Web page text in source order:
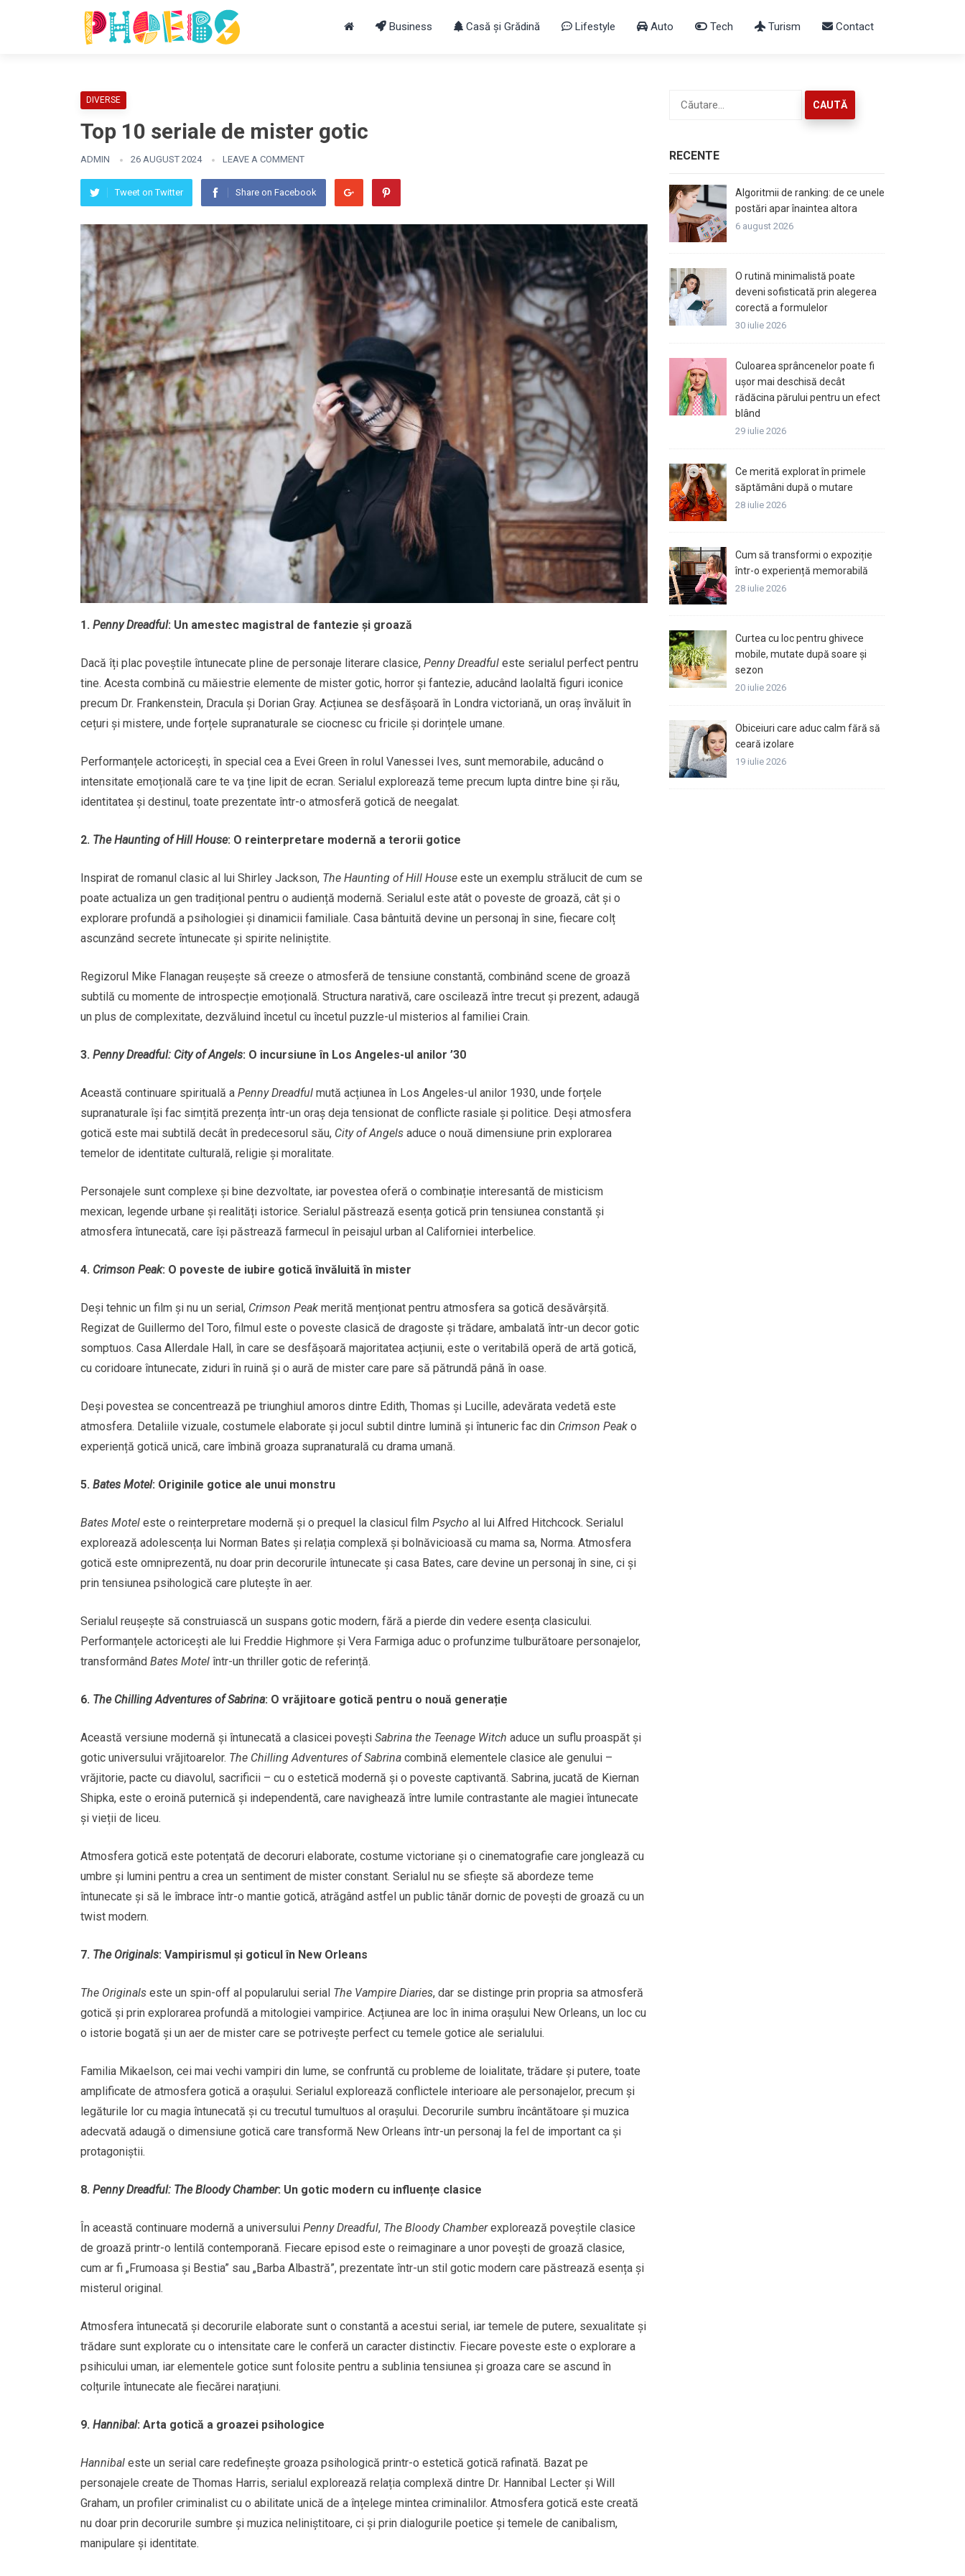
Business Casă și Grădină Lifestyle Auto Tech Turism Contact
DIVERSE
Top 10 seriale de mister gotic
ADMIN 26 AUGUST 2024 LEAVE A COMMENT
Tweet on Twitter Share on Facebook
1. Penny Dreadful: Un amestec magistral de fantezie și groază
Dacă îți plac poveștile întunecate pline de personaje literare clasice, Penny Dreadful este serialul perfect pentru
tine. Acesta combină cu măiestrie elemente de mister gotic, horror și fantezie, aducând laolaltă figuri iconice
precum Dr. Frankenstein, Dracula și Dorian Gray. Acțiunea se desfășoară în Londra victoriană, un oraș învăluit în
cețuri și mistere, unde forțele supranaturale se ciocnesc cu fricile și dorințele umane.
Performanțele actoricești, în special cea a Evei Green în rolul Vanessei Ives, sunt memorabile, aducând o
intensitate emoțională care te va ține lipit de ecran. Serialul explorează teme precum lupta dintre bine și rău,
identitatea și destinul, toate prezentate într-o atmosferă gotică de neegalat.
2. The Haunting of Hill House: O reinterpretare modernă a terorii gotice
Inspirat de romanul clasic al lui Shirley Jackson, The Haunting of Hill House este un exemplu strălucit de cum se
poate actualiza un gen tradițional pentru o audiență modernă. Serialul este atât o poveste de groază, cât și o
explorare profundă a psihologiei și dinamicii familiale. Casa bântuită devine un personaj în sine, fiecare colț
ascunzând secrete întunecate și spirite neliniștite.
Regizorul Mike Flanagan reușește să creeze o atmosferă de tensiune constantă, combinând scene de groază
subtilă cu momente de introspecție emoțională. Structura narativă, care oscilează între trecut și prezent, adaugă
un plus de complexitate, dezvăluind încetul cu încetul puzzle-ul misterios al familiei Crain.
3. Penny Dreadful: City of Angels: O incursiune în Los Angeles-ul anilor ’30
Această continuare spirituală a Penny Dreadful mută acțiunea în Los Angeles-ul anilor 1930, unde forțele
supranaturale își fac simțită prezența într-un oraș deja tensionat de conflicte rasiale și politice. Deși atmosfera
gotică este mai subtilă decât în predecesorul său, City of Angels aduce o nouă dimensiune prin explorarea
temelor de identitate culturală, religie și moralitate.
Personajele sunt complexe și bine dezvoltate, iar povestea oferă o combinație interesantă de misticism
mexican, legende urbane și realități istorice. Serialul păstrează esența gotică prin tensiunea constantă și
atmosfera întunecată, care își păstrează farmecul în peisajul urban al Californiei interbelice.
4. Crimson Peak: O poveste de iubire gotică învăluită în mister
Deși tehnic un film și nu un serial, Crimson Peak merită menționat pentru atmosfera sa gotică desăvârșită.
Regizat de Guillermo del Toro, filmul este o poveste clasică de dragoste și trădare, ambalată într-un decor gotic
somptuos. Casa Allerdale Hall, în care se desfășoară majoritatea acțiunii, este o veritabilă operă de artă gotică,
cu coridoare întunecate, ziduri în ruină și o aură de mister care pare să pătrundă până în oase.
Deși povestea se concentrează pe triunghiul amoros dintre Edith, Thomas și Lucille, adevărata vedetă este
atmosfera. Detaliile vizuale, costumele elaborate și jocul subtil dintre lumină și întuneric fac din Crimson Peak o
experiență gotică unică, care îmbină groaza supranaturală cu drama umană.
5. Bates Motel: Originile gotice ale unui monstru
Bates Motel este o reinterpretare modernă și o prequel la clasicul film Psycho al lui Alfred Hitchcock. Serialul
explorează adolescența lui Norman Bates și relația complexă și bolnăvicioasă cu mama sa, Norma. Atmosfera
gotică este omniprezentă, nu doar prin decorurile întunecate și casa Bates, care devine un personaj în sine, ci și
prin tensiunea psihologică care plutește în aer.
Serialul reușește să construiască un suspans gotic modern, fără a pierde din vedere esența clasicului.
Performanțele actoricești ale lui Freddie Highmore și Vera Farmiga aduc o profunzime tulburătoare personajelor,
transformând Bates Motel într-un thriller gotic de referință.
6. The Chilling Adventures of Sabrina: O vrăjitoare gotică pentru o nouă generație
Această versiune modernă și întunecată a clasicei povești Sabrina the Teenage Witch aduce un suflu proaspăt și
gotic universului vrăjitoarelor. The Chilling Adventures of Sabrina combină elementele clasice ale genului –
vrăjitorie, pacte cu diavolul, sacrificii – cu o estetică modernă și o poveste captivantă. Sabrina, jucată de Kiernan
Shipka, este o eroină puternică și independentă, care navighează între lumile contrastante ale magiei întunecate
și vieții de liceu.
Atmosfera gotică este potențată de decoruri elaborate, costume victoriane și o cinematografie care jonglează cu
umbre și lumini pentru a crea un sentiment de mister constant. Serialul nu se sfiește să abordeze teme
întunecate și să le îmbrace într-o mantie gotică, atrăgând astfel un public tânăr dornic de povești de groază cu un
twist modern.
7. The Originals: Vampirismul și goticul în New Orleans
The Originals este un spin-off al popularului serial The Vampire Diaries, dar se distinge prin propria sa atmosferă
gotică și prin explorarea profundă a mitologiei vampirice. Acțiunea are loc în inima orașului New Orleans, un loc cu
o istorie bogată și un aer de mister care se potrivește perfect cu temele gotice ale serialului.
Familia Mikaelson, cei mai vechi vampiri din lume, se confruntă cu probleme de loialitate, trădare și putere, toate
amplificate de atmosfera gotică a orașului. Serialul explorează conflictele interioare ale personajelor, precum și
legăturile lor cu magia întunecată și cu trecutul tumultuos al orașului. Decorurile sumbru încântătoare și muzica
adecvată adaugă o dimensiune gotică care transformă New Orleans într-un personaj la fel de important ca și
protagoniștii.
8. Penny Dreadful: The Bloody Chamber: Un gotic modern cu influențe clasice
În această continuare modernă a universului Penny Dreadful, The Bloody Chamberexplorează poveștile clasice
de groază printr-o lentilă contemporană. Fiecare episod este o reimaginare a unor povești de groază clasice,
cum ar fi „Frumoasa și Bestia” sau „Barba Albastră”, prezentate într-un stil gotic modern care păstrează esența și
misterul original.
Atmosfera întunecată și decorurile elaborate sunt o constantă a acestui serial, iar temele de putere, sexualitate și
trădare sunt explorate cu o intensitate care le conferă un caracter distinctiv. Fiecare poveste este o explorare a
psihicului uman, iar elementele gotice sunt folosite pentru a sublinia tensiunea și groaza care se ascund în
colțurile întunecate ale fiecărei narațiuni.
9. Hannibal: Arta gotică a groazei psihologice
Hannibal este un serial care redefinește groaza psihologică printr-o estetică gotică rafinată. Bazat pe
personajele create de Thomas Harris, serialul explorează relația complexă dintre Dr. Hannibal Lecter și Will
Graham, un profiler criminalist cu o abilitate unică de a înțelege mintea criminalilor. Atmosfera gotică este creată
nu doar prin decorurile sumbre și muzica neliniștitoare, ci și prin dialogurile poetice și temele de canibalism,
manipulare și identitate.
după:
RECENTE
Algoritmii de ranking: de ce unele
postări apar înaintea altora
6 august 2026
O rutină minimalistă poate
deveni sofisticată prin alegerea
corectă a formulelor
30 iulie 2026
Culoarea sprâncenelor poate fi
ușor mai deschisă decât
rădăcina părului pentru un efect
blând
29 iulie 2026
Ce merită explorat în primele
săptămâni după o mutare
28 iulie 2026
Cum să transformi o expoziție
într-o experiență memorabilă
28 iulie 2026
Curtea cu loc pentru ghivece
mobile, mutate după soare și
sezon
20 iulie 2026
Obiceiuri care aduc calm fără să
ceară izolare
19 iulie 2026